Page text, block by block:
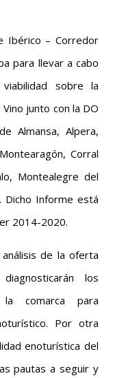
Ibérico – Corredor
para llevar a cabo
sobre la
junto con la DO
Almansa, Alpera,
Corral
Montealegre del
Dicho Informe está
2014-2020.
de la oferta
los
la comarca para
Por otra
enoturística del
pautas a seguir y